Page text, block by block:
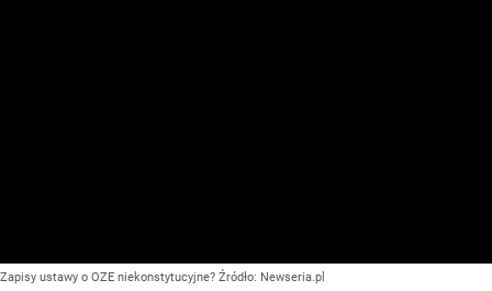
Zapisy ustawy o OZE niekonstytucyjne? Źródło: Newseria.pl